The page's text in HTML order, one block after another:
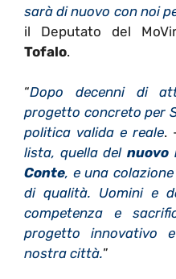
sarà di nuovo con noi
il Deputato del
Tofalo.
“Dopo decenni di
progetto concreto per
politica valida e reale.
lista, quella del nuovo
Conte, e una
di qualità. Uomini e
competenza e
progetto innovativo
nostra città.”